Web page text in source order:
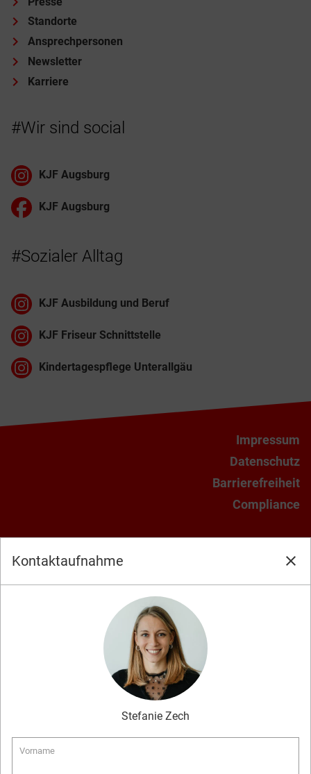
Kontaktaufnahme close
Stefanie Zech
Vorname
Standorte
Ansprechpersonen
Newsletter
Karriere
#Wir sind social
KJF Augsburg
KJF Augsburg
#Sozialer Alltag
KJF Ausbildung und Beruf
KJF Friseur Schnittstelle
Kindertagespflege Unterallgäu
Impressum
Datenschutz
Barrierefreiheit
Compliance